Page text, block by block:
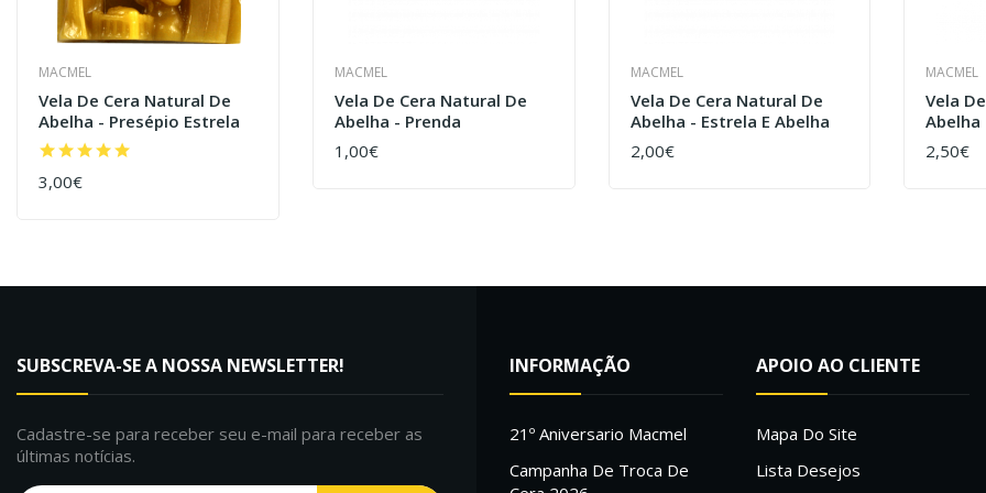
MACMEL
Vela De Cera Natural De
Abelha - Presépio Estrela
3,00€
COMPRAR
MACMEL
Vela De Cera Natural De
Abelha - Prenda
1,00€
COMPRAR
MACMEL
Vela De Cera Natural De
Abelha - Estrela E Abelha
2,00€
COMPRAR
MACMEL
Vela
2,50€
SUBSCREVA-SE A NOSSA NEWSLETTER!
Cadastre-se para receber seu e-mail para receber as
últimas notícias.
INFORMAÇÃO
21º Aniversario Macmel
Campanha De Troca De
APOIO AO CLIENTE
Mapa Do Site
Lista Desejos